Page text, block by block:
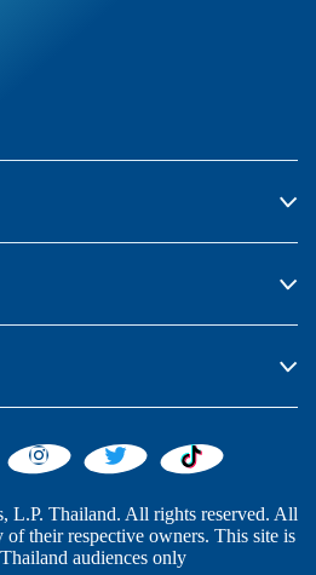
L.P. Thailand. All rights reserved. All
of their respective owners. This site is
audiences only